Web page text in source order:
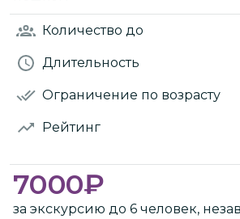
Количество до
Длительность
Ограничение по возрасту
Рейтинг
7000₽
за экскурсию до 6 человек,